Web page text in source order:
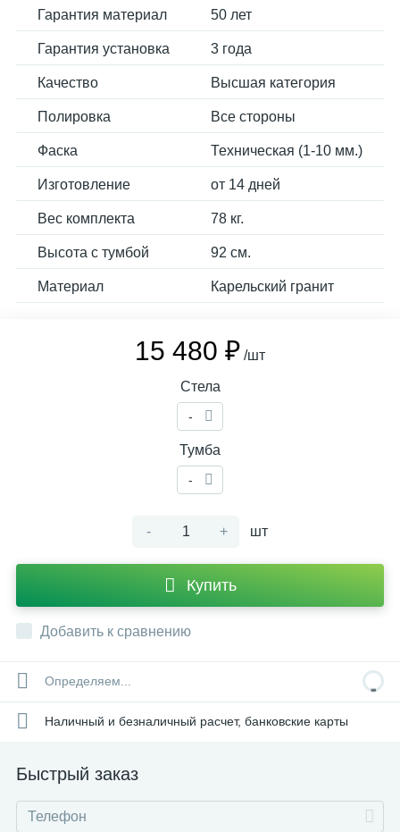
Гарантия материал 50 лет
Гарантия установка 3 года
Качество Высшая категория
Полировка Все стороны
Фаска Техническая (1-10 мм.)
Изготовление от 14 дней
Вес комплекта 78 кг.
Высота с тумбой 92 см.
Материал Карельский гранит
15 480 ₽ /шт
Стела
-
Тумба
-
- + шт
Купить
Добавить к сравнению
Определяем...
Наличный и безналичный расчет, банковские карты
Быстрый заказ